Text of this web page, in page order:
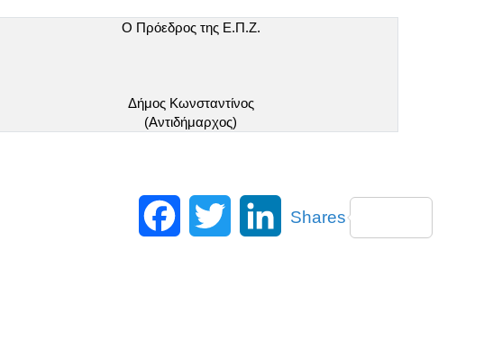
Ο Πρόεδρος της Ε.Π.Ζ.
Δήμος Κωνσταντίνος
(Αντιδήμαρχος)
FacebookTwitter
Shares